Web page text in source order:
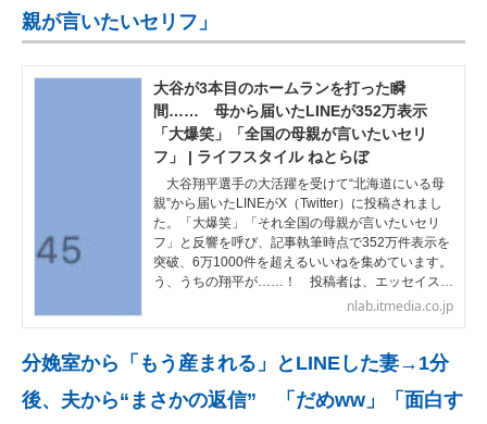
親が言いたいセリフ」
大谷が3本目のホームランを打った瞬
間…… 母から届いたLINEが352万表示
「大爆笑」「全国の母親が言いたいセリ
フ」 | ライフスタイル ねとらぼ
大谷翔平選手の大活躍を受けて“北海道にいる母
親”から届いたLINEがX（Twitter）に投稿されまし
た。「大爆笑」「それ全国の母親が言いたいセリ
フ」と反響を呼び、記事執筆時点で352万件表示を
突破、6万1000件を超えるいいねを集めています。
う、うちの翔平が……！ 投稿者は、エッセイス…
nlab.itmedia.co.jp
分娩室から「もう産まれる」とLINEした妻→1分
後、夫から“まさかの返信” 「だめww」「面白す